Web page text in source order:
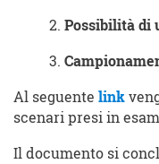
2. Possibilità di
3.
Al seguente link
scenari presi in
Il documento si